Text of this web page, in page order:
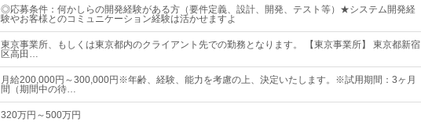
◎応募条件：何かしらの開発経験がある方（要件定義、設計、開発、テスト等）★システム開発経
験やお客様とのコミュニケーション経験は活かせますよ
東京事業所、もしくは東京都内のクライアント先での勤務となります。 【東京事業所】 東京都新宿
区高田…
月給200,000円～300,000円※年齢、経験、能力を考慮の上、決定いたします。※試用期間：3ヶ月
間（期間中の待…
320万円～500万円